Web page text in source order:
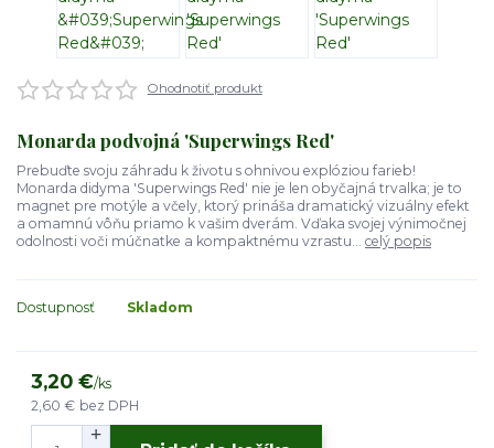
Ohodnotiť produkt
Monarda podvojná 'Superwings Red'
Prebuďte svoju záhradu k životu s ohnivou explóziou farieb!
Monarda didyma 'Superwings Red' nie je len obyčajná trvalka; je to
magnet pre motýle a včely, ktorý prináša dramatický vizuálny efekt
a omamnú vôňu priamo k vašim dverám. Vďaka svojej výnimočnej
odolnosti voči múčnatke a kompaktnému vzrastu... celý popis
Dostupnosť Skladom
3,20 €/ks
2,60 € bez DPH